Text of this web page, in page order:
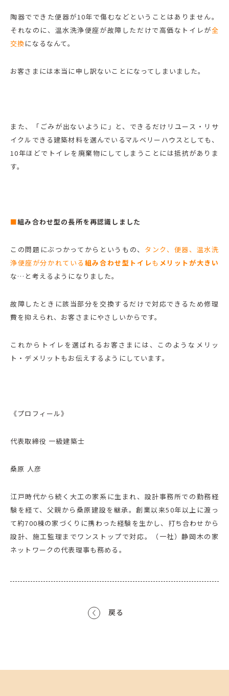
陶器でできた便器が10年で傷むなどということはありません。
それなのに、温水洗浄便座が故障しただけで高価なトイレが全
交換 になるなんて。
お客さまには本当に申し訳ないことになってしまいました。
また、「ごみが出ないように」と、できるだけリユース・リサ
イクルできる建築材料を選んでいるマルベリーハウスとしても、
10年ほどでトイレを廃棄物にしてしまうことには抵抗がありま
す。
■組み合わせ型の長所を再認識しました
この問題にぶつかってからというもの、 タンク、便器、温水洗
浄便座が分かれている 組み合わせ型トイレも メリットが大きい
な…と考えるようになりました。
故障したときに該当部分を交換するだけで対応できるため修理
費を抑えられ、お客さまにやさしいからです。
これからトイレを選ばれるお客さまには、このようなメリッ
ト・デメリットもお伝えするようにしています。
《プロフィール》
代表取締役 一級建築士
桑原 人彦
江戸時代から続く大工の家系に生まれ、設計事務所での勤務経
験を経て、父親から桑原建設を継承。創業以来50年以上に渡っ
て約700棟の家づくりに携わった経験を生かし、打ち合わせから
設計、施工監理までワンストップで対応。（一社）静岡木の家
ネットワークの代表理事も務める。
戻る